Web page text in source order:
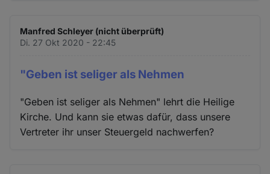
Manfred Schleyer (nicht überprüft)
Di. 27 Okt 2020 - 22:45
"Geben ist seliger als Nehmen
"Geben ist seliger als Nehmen" lehrt die Heilige
Kirche. Und kann sie etwas dafür, dass unsere
Vertreter ihr unser Steuergeld nachwerfen?